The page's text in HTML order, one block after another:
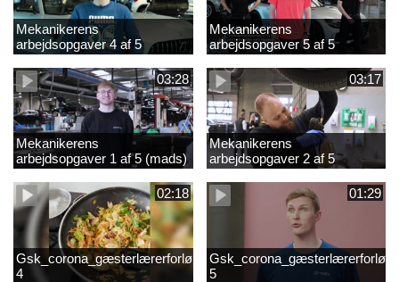
Mekanikerens
arbejdsopgaver 4 af 5
(Frederik Vesti)
Mekanikerens
arbejdsopgaver 5 af 5
(Frederik Vesti)
03:28
Mekanikerens
arbejdsopgaver 1 af 5 (mads)
03:17
Mekanikerens
arbejdsopgaver 2 af 5
(magnus)
02:18
Gsk_corona_gæsterlærerforløb_Axelsen_del
4
01:29
5